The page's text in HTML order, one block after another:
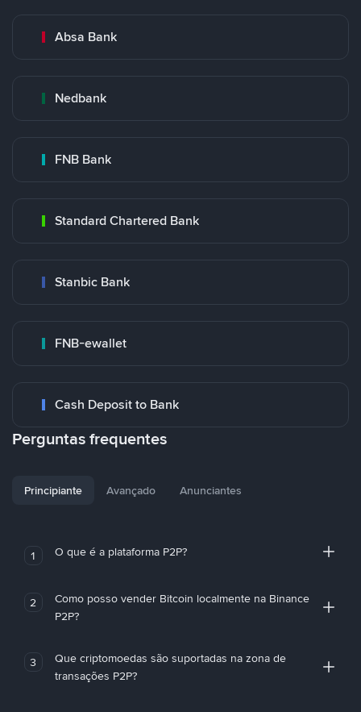
Absa Bank
Nedbank
FNB Bank
Standard Chartered Bank
Stanbic Bank
FNB-ewallet
Cash Deposit to Bank
Perguntas frequentes
Principiante Avançado Anunciantes
1 O que é a plataforma P2P?
2
Como posso vender Bitcoin localmente na Binance
P2P?
3
Que criptomoedas são suportadas na zona de
transações P2P?